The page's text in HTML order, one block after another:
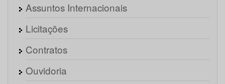
Assuntos Internacionais
Licitações
Contratos
Ouvidoria